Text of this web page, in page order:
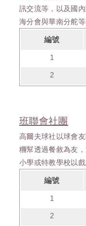
訊交流等，以及國
海分會與華南分舵等
編號
1
2
班聯會社團
高爾夫球社以球會
糰幫透過餐敘為友
小學或特教學校以
編號
1
2